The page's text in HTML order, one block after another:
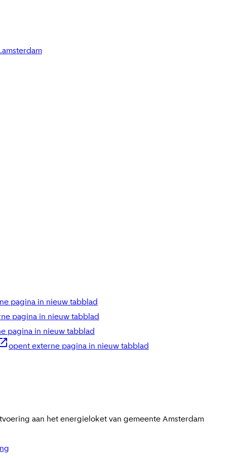
pagina in nieuw tabblad
pagina in nieuw tabblad
pagina in nieuw tabblad
opent externe pagina in nieuw tabblad
aan het energieloket van gemeenteAmsterdam